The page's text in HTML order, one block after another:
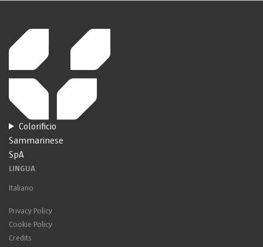
Colorificio
Sammarinese
SpA
LINGUA
Italiano
Privacy Policy
Cookie Policy
Credits